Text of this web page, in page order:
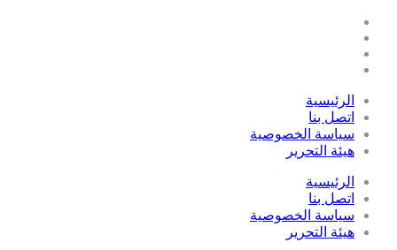
الرئيسية
اتصل بنا
سياسة الخصوصية
هيئة التحرير
الرئيسية
اتصل بنا
سياسة الخصوصية
هيئة التحرير